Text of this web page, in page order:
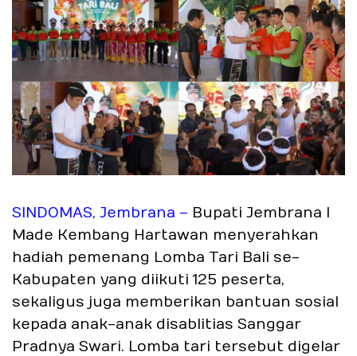
SINDOMAS, Jembrana – Bupati Jembrana I
Made Kembang Hartawan menyerahkan
hadiah pemenang Lomba Tari Bali se-
Kabupaten yang diikuti 125 peserta,
sekaligus juga memberikan bantuan sosial
kepada anak-anak disablitias Sanggar
Pradnya Swari. Lomba tari tersebut digelar